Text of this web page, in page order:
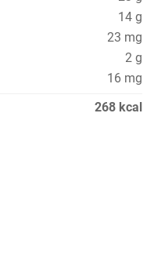
14 g
23 mg
2 g
16 mg
268 kcal